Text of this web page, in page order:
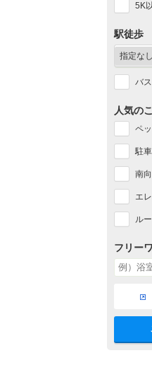
5K
駅徒歩
バ
人気の
ペ
駐
南
エ
ル
フリー